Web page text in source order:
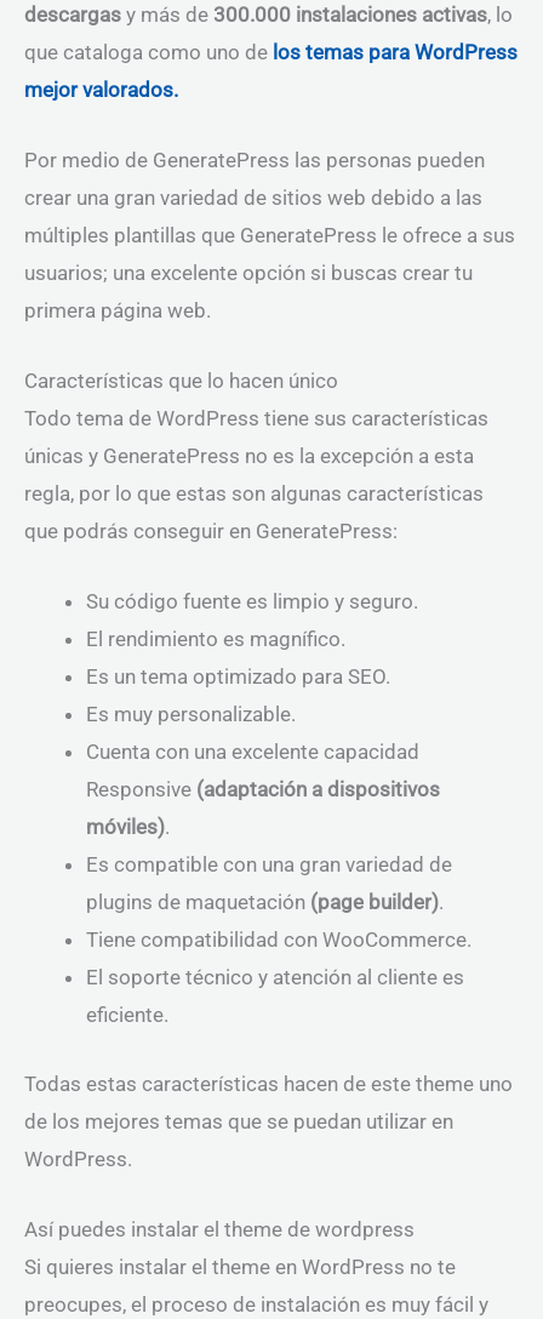
descargas y más de 300.000 instalaciones activas, lo
que cataloga como uno de los temas para WordPress
mejor valorados.
Por medio de GeneratePress las personas pueden
crear una gran variedad de sitios web debido a las
múltiples plantillas que GeneratePress le ofrece a sus
usuarios; una excelente opción si buscas crear tu
primera página web.
Características que lo hacen único
Todo tema de WordPress tiene sus características
únicas y GeneratePress no es la excepción a esta
regla, por lo que estas son algunas características
que podrás conseguir en GeneratePress:
Su código fuente es limpio y seguro.
El rendimiento es magnífico.
Es un tema optimizado para SEO.
Es muy personalizable.
Cuenta con una excelente capacidad
Responsive (adaptación a dispositivos
móviles).
Es compatible con una gran variedad de
plugins de maquetación (page builder).
Tiene compatibilidad con WooCommerce.
El soporte técnico y atención al cliente es
eficiente.
Todas estas características hacen de este theme uno
de los mejores temas que se puedan utilizar en
WordPress.
Así puedes instalar el theme de wordpress
Si quieres instalar el theme en WordPress no te
preocupes, el proceso de instalación es muy fácil y